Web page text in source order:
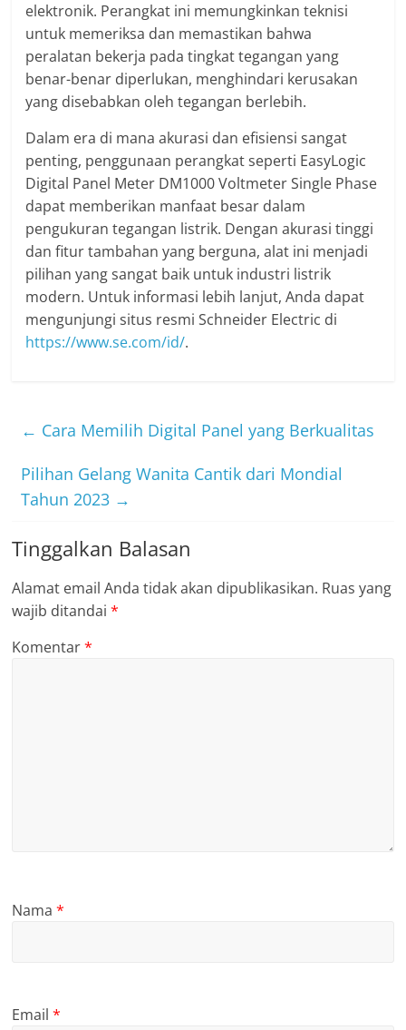
elektronik. Perangkat ini memungkinkan teknisi
untuk memeriksa dan memastikan bahwa
peralatan bekerja pada tingkat tegangan yang
benar-benar diperlukan, menghindari kerusakan
yang disebabkan oleh tegangan berlebih.
Dalam era di mana akurasi dan efisiensi sangat
penting, penggunaan perangkat seperti EasyLogic
Digital Panel Meter DM1000 Voltmeter Single Phase
dapat memberikan manfaat besar dalam
pengukuran tegangan listrik. Dengan akurasi tinggi
dan fitur tambahan yang berguna, alat ini menjadi
pilihan yang sangat baik untuk industri listrik
modern. Untuk informasi lebih lanjut, Anda dapat
mengunjungi situs resmi Schneider Electric di
https://www.se.com/id/.
← Cara Memilih Digital Panel yang Berkualitas
Pilihan Gelang Wanita Cantik dari Mondial
Tahun 2023 →
Tinggalkan Balasan
Alamat email Anda tidak akan dipublikasikan. Ruas yang
wajib ditandai*
Komentar*
Nama*
Email*